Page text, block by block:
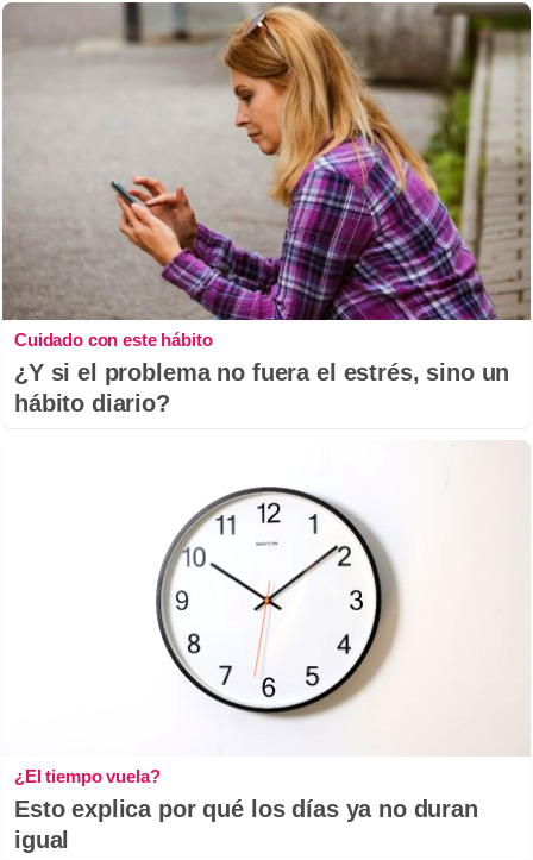
Cuidado con este hábito
¿Y si el problema no fuera el estrés, sino un
hábito diario?
¿El tiempo vuela?
Esto explica por qué los días ya no duran
igual